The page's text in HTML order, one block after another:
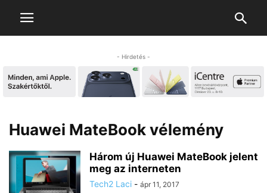
- Hirdetés -
Huawei MateBook vélemény
Három új Huawei MateBook jelent
meg az interneten
Tech2 Laci - ápr 11, 2017